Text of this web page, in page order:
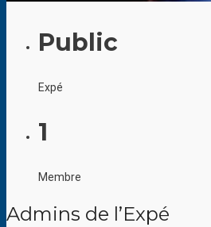
Public
Expé
1
Membre
Admins de l’Expé